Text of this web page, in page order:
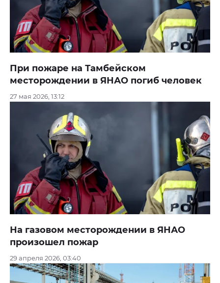
При пожаре на Тамбейском
месторождении в ЯНАО погиб человек
27 мая 2026, 13:12
На газовом месторождении в ЯНАО
произошел пожар
29 апреля 2026, 03:40